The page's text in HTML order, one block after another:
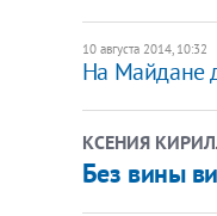
10 августа 2014, 10:32
На Майдане
КСЕНИЯ
Без вины